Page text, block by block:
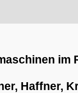
im
Haffner,